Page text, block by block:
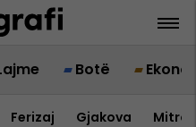
Botë
Ferizaj Gjakova